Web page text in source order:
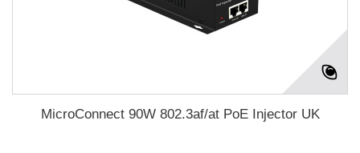
MicroConnect 90W 802.3af/at PoE Injector UK